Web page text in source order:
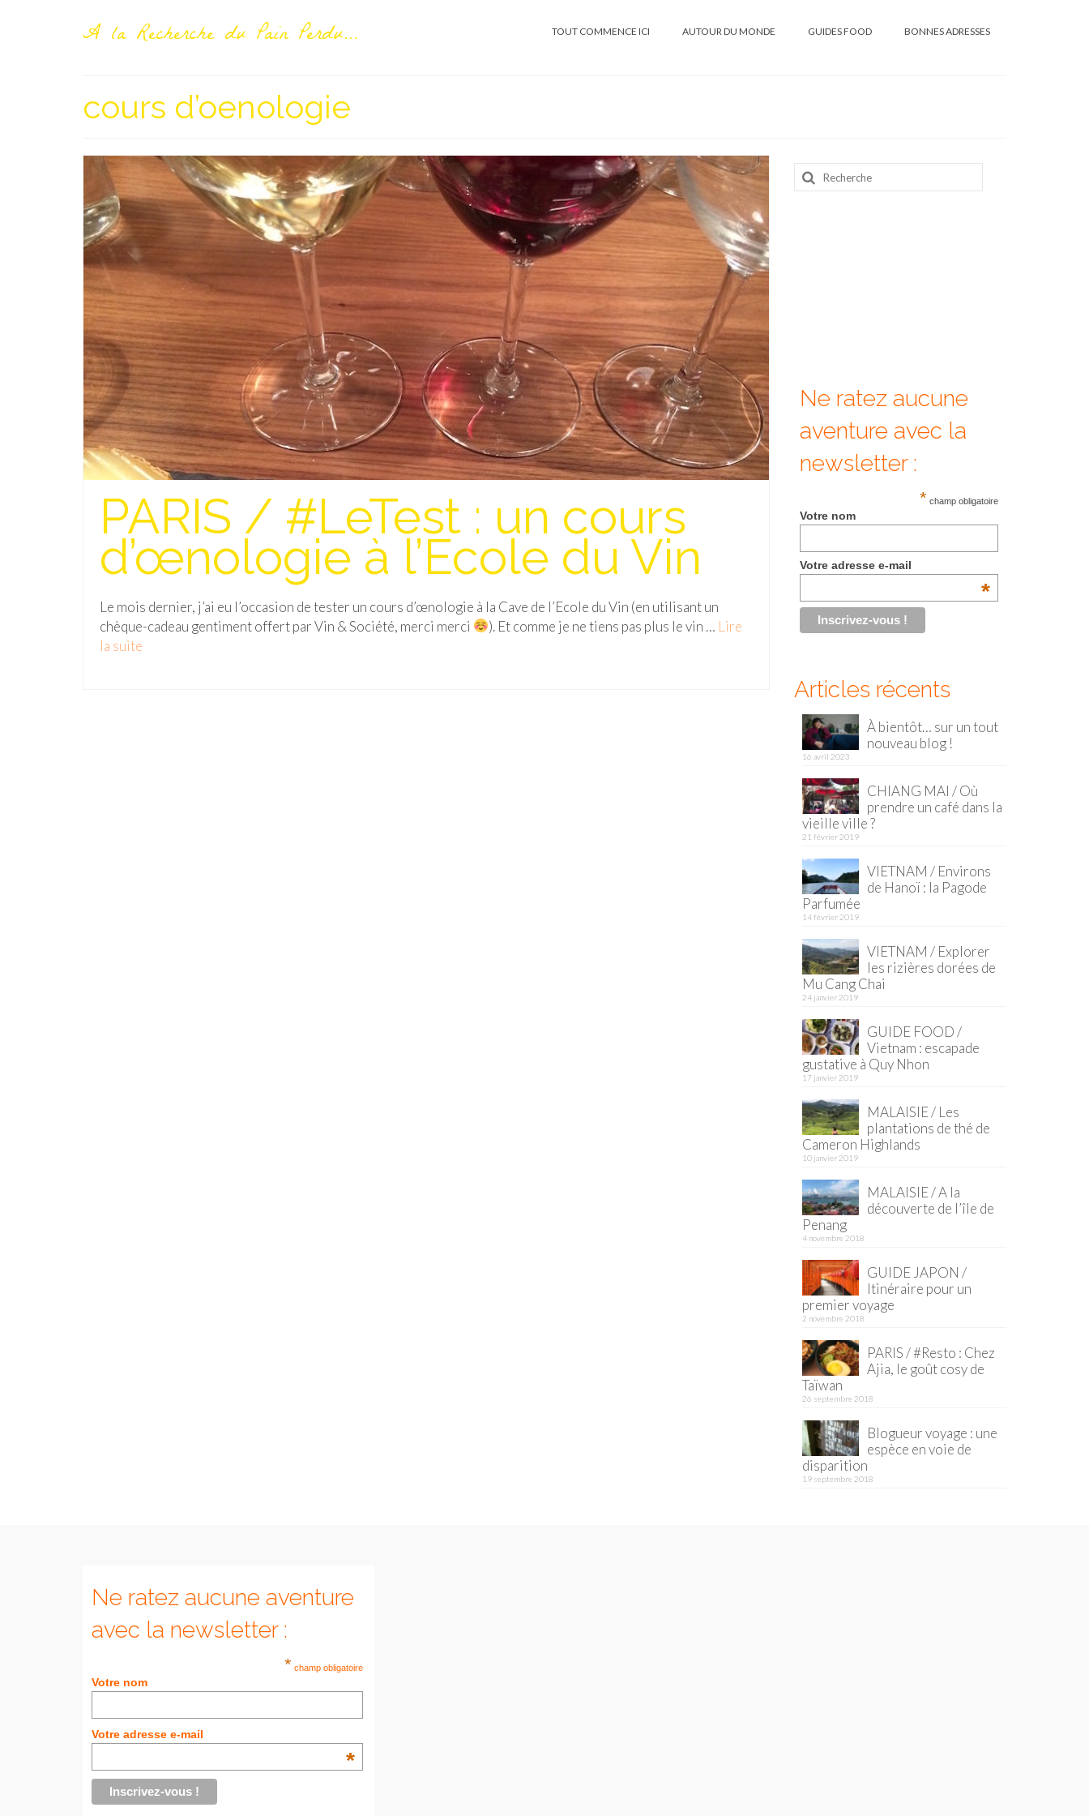
A la Recherche du Pain Perdu... TOUT COMMENCE ICI AUTOUR DU MONDE GUIDES FOOD BONNES ADRESSES
cours d’oenologie
PARIS / #LeTest : un cours
d’œnologie à l’Ecole du Vin
Le mois dernier, j’ai eu l’occasion de tester un cours d’œnologie à la Cave de l’Ecole du Vin (en utilisant un
chèque-cadeau gentiment offert par Vin & Société, merci merci
). Et comme je ne tiens pas plus le vin … Lire
la suite­­
Rechercher
:
Ne ratez aucune
aventure avec la
newsletter :
* champ obligatoire
Votre nom
Votre adresse e-mail
*
Articles récents
À bientôt… sur un tout
nouveau blog !
16 avril 2023
CHIANG MAI / Où
prendre un café dans la
vieille ville ?
21 février 2019
VIETNAM / Environs
de Hanoï : la Pagode
Parfumée
14 février 2019
VIETNAM / Explorer
les rizières dorées de
Mu Cang Chai
24 janvier 2019
GUIDE FOOD /
Vietnam : escapade
gustative à Quy Nhon
17 janvier 2019
MALAISIE / Les
plantations de thé de
Cameron Highlands
10 janvier 2019
MALAISIE / A la
découverte de l’île de
Penang
4 novembre 2018
GUIDE JAPON /
Itinéraire pour un
premier voyage
2 novembre 2018
PARIS / #Resto : Chez
Ajia, le goût cosy de
Taïwan
26 septembre 2018
Blogueur voyage : une
espèce en voie de
disparition
19 septembre 2018
Ne ratez aucune aventure
avec la newsletter :
* champ obligatoire
Votre nom
Votre adresse e-mail
*